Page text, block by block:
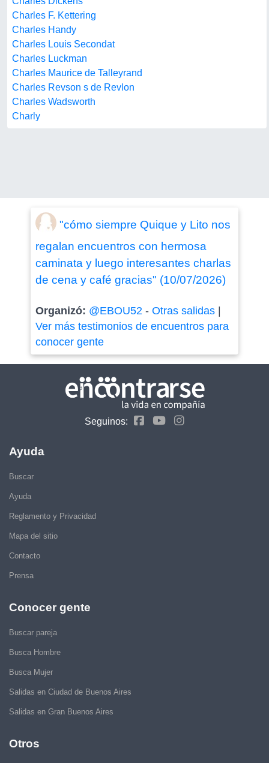
Charles F. Kettering
Charles Handy
Charles Louis Secondat
Charles Luckman
Charles Maurice de Talleyrand
Charles Revson s de Revlon
Charles Wadsworth
Charly
"cómo siempre Quique y Lito nos
regalan encuentros con hermosa
caminata y luego interesantes charlas
de cena y café gracias" (10/07/2026)
Organizó: @EBOU52- Otras salidas|
Ver más testimonios de encuentros para
conocer gente
Seguinos:
Ayuda
Buscar
Ayuda
Reglamento y Privacidad
Mapa del sitio
Contacto
Prensa
Conocer gente
Buscar pareja
Busca Hombre
Busca Mujer
Salidas en Ciudad de Buenos Aires
Salidas en Gran Buenos Aires
Otros